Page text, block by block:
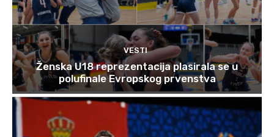
VESTI
Ženska U18 reprezentacija plasirala se u
polufinale Evropskog prvenstva